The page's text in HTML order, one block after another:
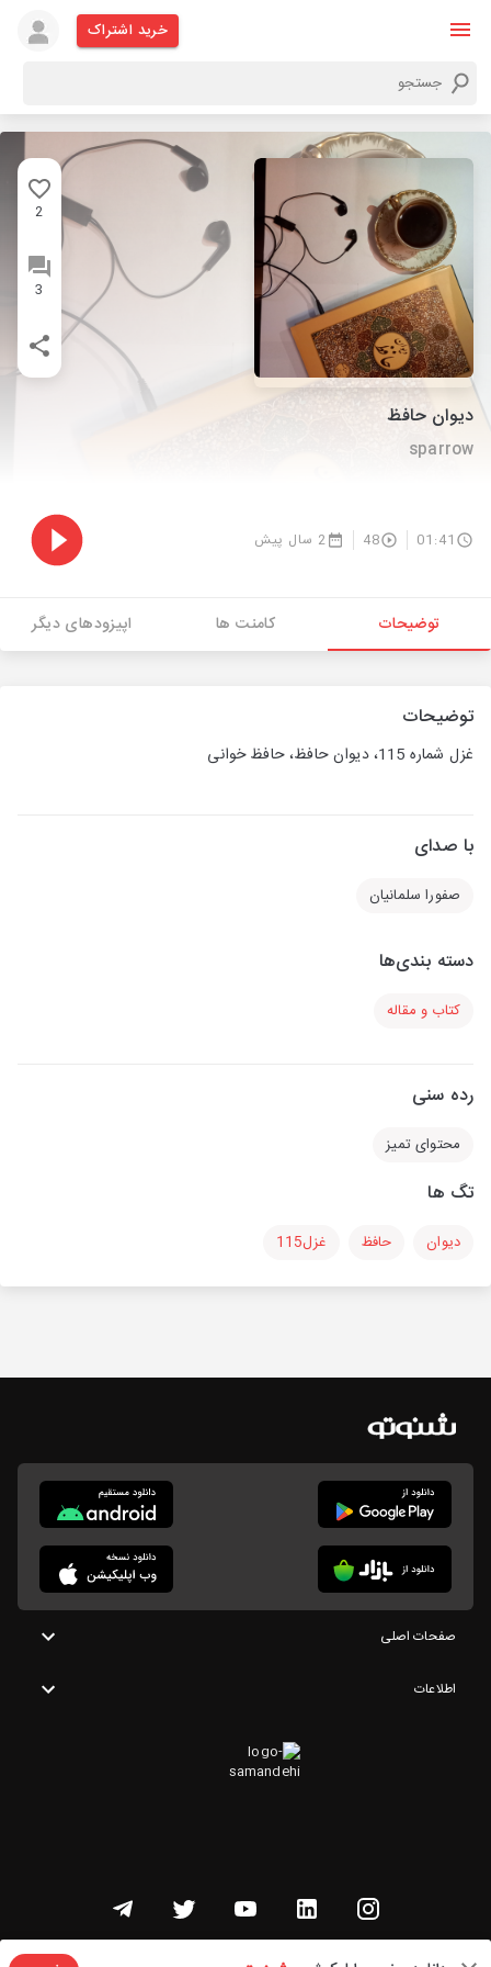
خرید اشتراک
2
3
دیوان حافظ
sparrow
01:41
48 2 سال پیش
توضیحات کامنت ها اپیزودهای دیگر
توضیحات
غزل شماره 115، دیوان حافظ، حافظ خوانی
با صدای
صفورا سلمانیان
دسته بندی‌ها
کتاب و مقاله
رده سنی
محتوای تمیز
تگ ها
دیوان حافظ غزل115
صفحات اصلی
اطلاعات
تمامی حقوق این وبسایت متعلق به شنوتو است